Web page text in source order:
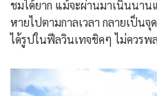
ชมได้ยาก แม้จะผ่านมาเนิ่นนาน
หายไปตามกาลเวลา กลายเป็น
ได้รูปในฟีลวินเทจชิคๆ ไม่ควรพ